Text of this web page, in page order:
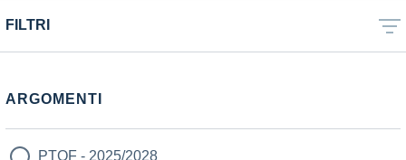
FILTRI
ARGOMENTI
PTOF - 2025/2028